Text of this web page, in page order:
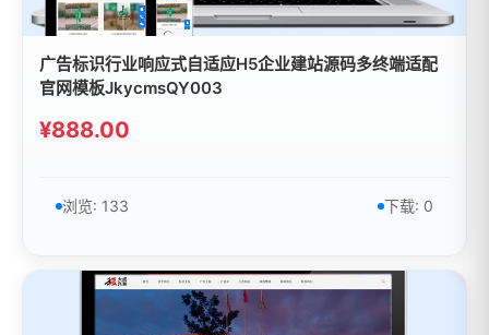
广告标识行业响应式自适应H5企业建站源码多终端适配
官网模板JkycmsQY003
¥888.00
浏览: 133 下载: 0